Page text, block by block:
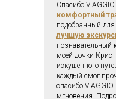
Спасибо VIAGGIO
комфортный
подобранный для
лучшую
познавательный
моей дочки
искушенного
каждый смог
спасибо
мгновения.